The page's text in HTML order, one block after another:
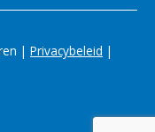
| Privacybeleid |